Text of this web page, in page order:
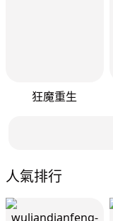
狂魔重生
人氣排行